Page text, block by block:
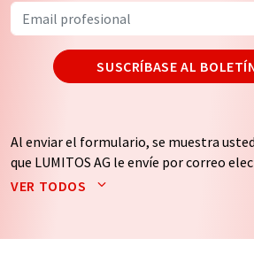
SUSCRÍBASE AL
Al enviar el formulario, se muestra
que LUMITOS AG le envíe por correo
boletín o boletines seleccionados
de nuestrapolítica de protección de
VER TODOS